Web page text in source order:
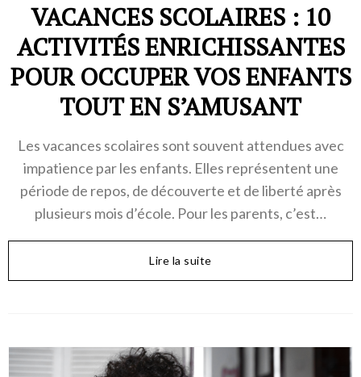
VACANCES SCOLAIRES : 10
ACTIVITÉS ENRICHISSANTES
POUR OCCUPER VOS ENFANTS
TOUT EN S’AMUSANT
Les vacances scolaires sont souvent attendues avec
impatience par les enfants. Elles représentent une
période de repos, de découverte et de liberté après
plusieurs mois d’école. Pour les parents, c’est…
Lire la suite